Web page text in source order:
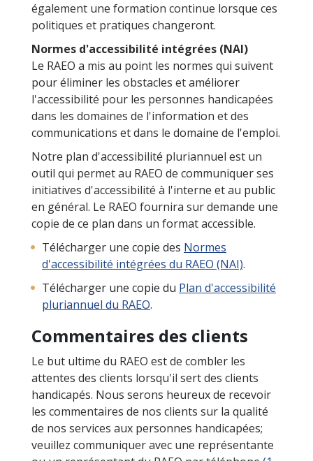
également une formation continue lorsque ces
politiques et pratiques changeront.
Normes d'accessibilité intégrées (NAI)
Le RAEO a mis au point les normes qui suivent
pour éliminer les obstacles et améliorer
l'accessibilité pour les personnes handicapées
dans les domaines de l'information et des
communications et dans le domaine de l'emploi.
Notre plan d'accessibilité pluriannuel est un
outil qui permet au RAEO de communiquer ses
initiatives d'accessibilité à l'interne et au public
en général. Le RAEO fournira sur demande une
copie de ce plan dans un format accessible.
Télécharger une copie des Normes
d'accessibilité intégrées du RAEO (NAI).
Télécharger une copie du Plan d'accessibilité
pluriannuel du RAEO.
Commentaires des clients
Le but ultime du RAEO est de combler les
attentes des clients lorsqu'il sert des clients
handicapés. Nous serons heureux de recevoir
les commentaires de nos clients sur la qualité
de nos services aux personnes handicapées;
veuillez communiquer avec une représentante